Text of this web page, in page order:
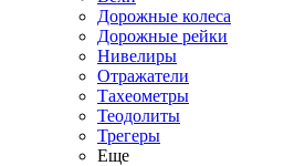
Дорожные колеса
Дорожные рейки
Нивелиры
Отражатели
Тахеометры
Теодолиты
Трегеры
Еще